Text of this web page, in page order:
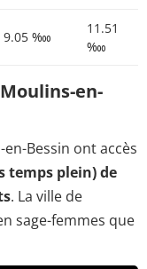
9.05 ‱
11.51
‱
en-
en-Bessin ont accès
temps plein) de
. La ville de
sage-femmes que